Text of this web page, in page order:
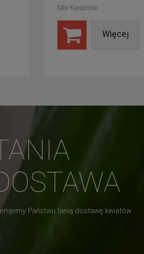
Mix Kwiatów
Więcej
Państwu tanią dostawę kwiatów